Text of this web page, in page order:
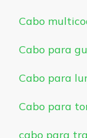
Cabo
Cabo para
Cabo para
Cabo para
cabo para